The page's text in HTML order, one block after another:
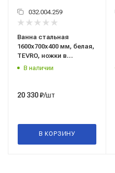
032.004.259
Ванна стальная
1600x700x400 мм, белая,
TEVRO, ножки в
комплекте, г.
В наличии
20 330₽/шт
В КОРЗИНУ